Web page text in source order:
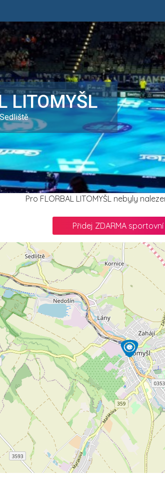
LITOMYŠL
Pro FLORBAL LITOMYŠL nebyly
Přidej ZDARMA